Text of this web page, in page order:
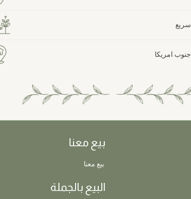
سريع
جنوب امريكا
بيع معنا
بيع معنا
البيع بالجملة